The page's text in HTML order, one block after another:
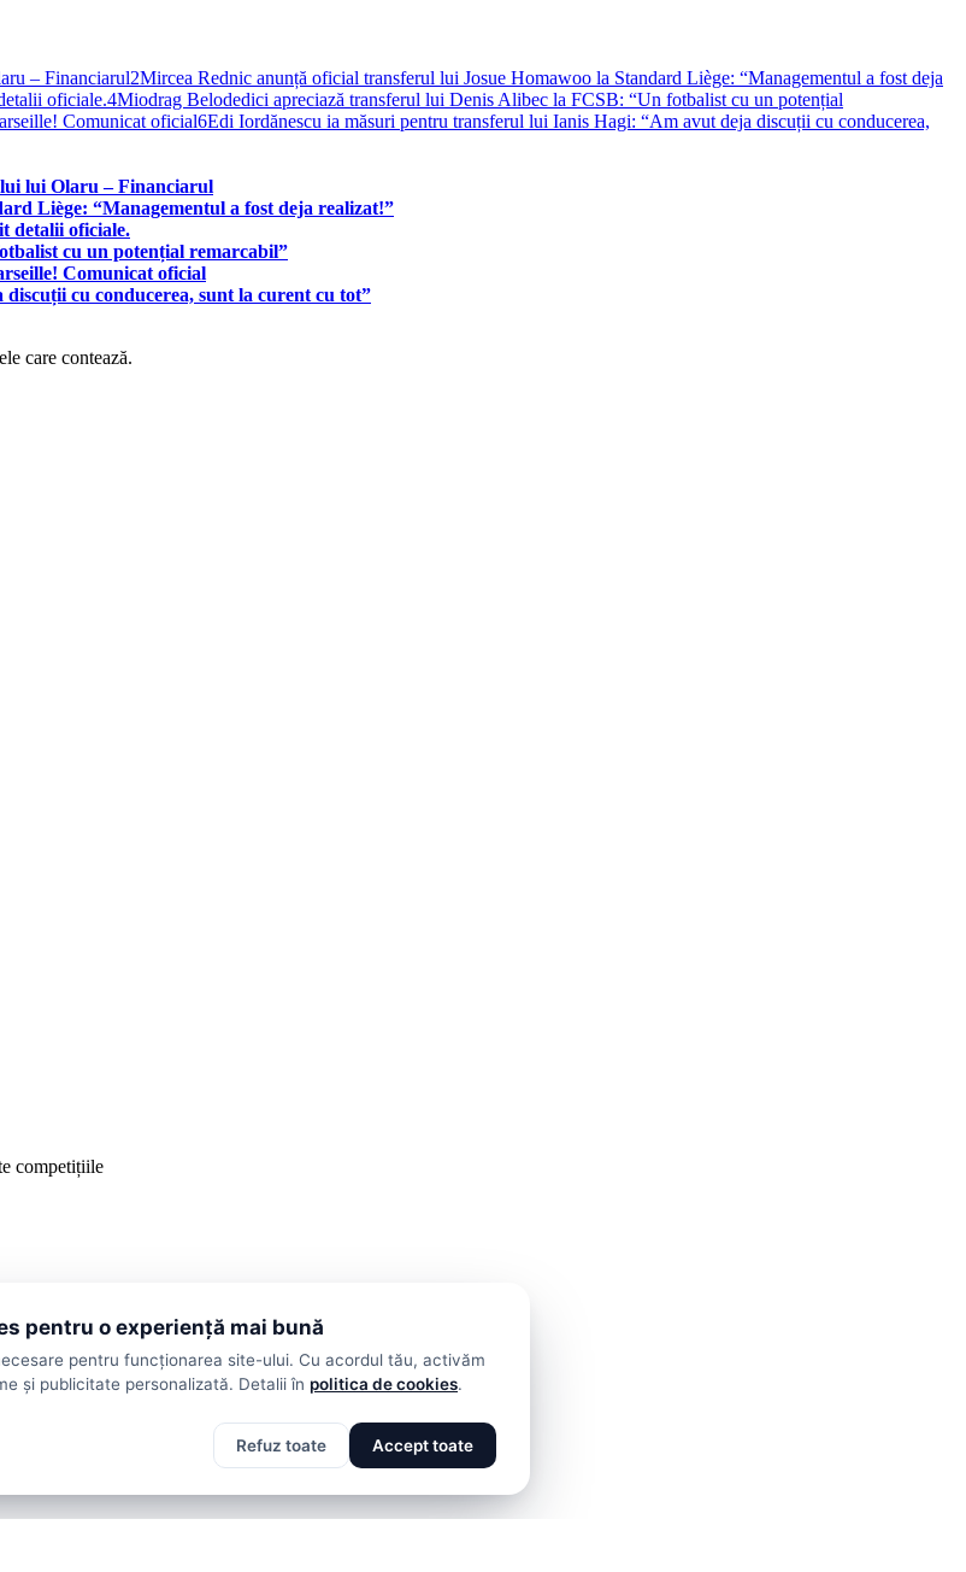
– Financiarul2Mircea Rednic anunță oficial transferul lui Josue Homawoo la Standard Liège: “Managementul a fost deja
oficiale.4Miodrag Belodedici apreciază transferul lui Denis Alibec la FCSB: “Un fotbalist cu un potențial
Comunicat oficial6Edi Iordănescu ia măsuri pentru transferul lui Ianis Hagi: “Am avut deja discuții cu conducerea,
lui Olaru – Financiarul
Liège: “Managementul a fost deja realizat!”
detalii oficiale.
cu un potențial remarcabil”
Comunicat oficial
cu conducerea, sunt la curent cu tot”
care contează.
competițiile
pentru o experiență mai bună
pentru funcționarea site-ului. Cu acordul tău, activăm
și publicitate personalizată. Detalii în politica de cookies.
Refuz toate Accept toate